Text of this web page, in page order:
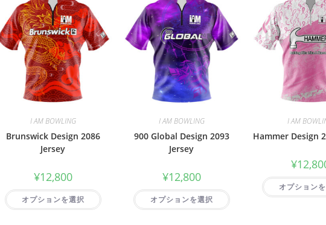
I AM BOWLING
Brunswick Design 2086
Jersey
¥12,800
オプションを選択
I AM BOWLING
900 Global Design 2093
Jersey
¥12,800
オプションを選択
I AM
Hammer Design
¥
オプション